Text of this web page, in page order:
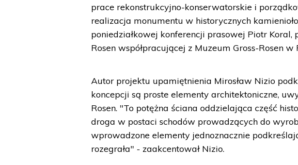
prace rekonstrukcyjno-konserwatorskie i
realizacja monumentu w historycznych
poniedziałkowej konferencji prasowej Piotr Koral,
Rosen współpracującej z Muzeum Gross-Rosen w
Autor projektu upamiętnienia Mirosław Nizio
koncepcji są proste elementy architektoniczne,
Rosen. "To potężna ściana oddzielająca część
droga w postaci schodów prowadzących do
wprowadzone elementy jednoznacznie
rozegrała" - zaakcentował Nizio.